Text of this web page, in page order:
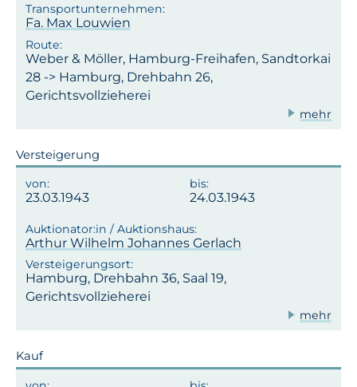
Fa. Max Louwien
Weber & Möller, Hamburg-Freihafen, Sandtorkai
28 -> Hamburg, Drehbahn 26,
Gerichtsvollzieherei
mehr
Versteigerung
23.03.1943 24.03.1943
Arthur Wilhelm Johannes Gerlach
Hamburg, Drehbahn 36, Saal 19,
Gerichtsvollzieherei
mehr
Kauf